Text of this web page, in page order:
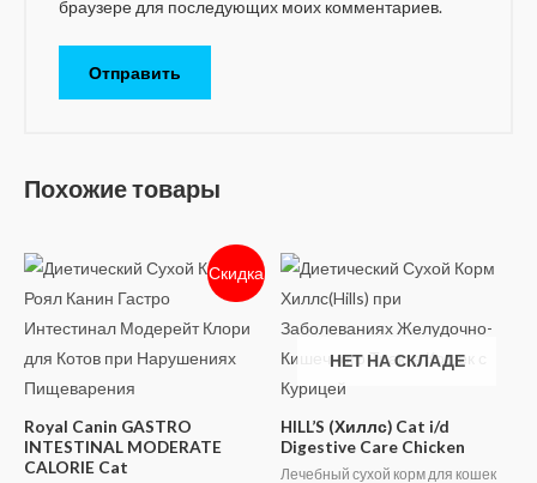
браузере для последующих моих комментариев.
Похожие товары
Скидка
Royal Canin GASTRO
INTESTINAL MODERATE
CALORIE Cat
НЕТ НА СКЛАДЕ
HILL’S (Хиллс) Cat i/d
Digestive Care Chicken
Лечебный сухой корм для кошек